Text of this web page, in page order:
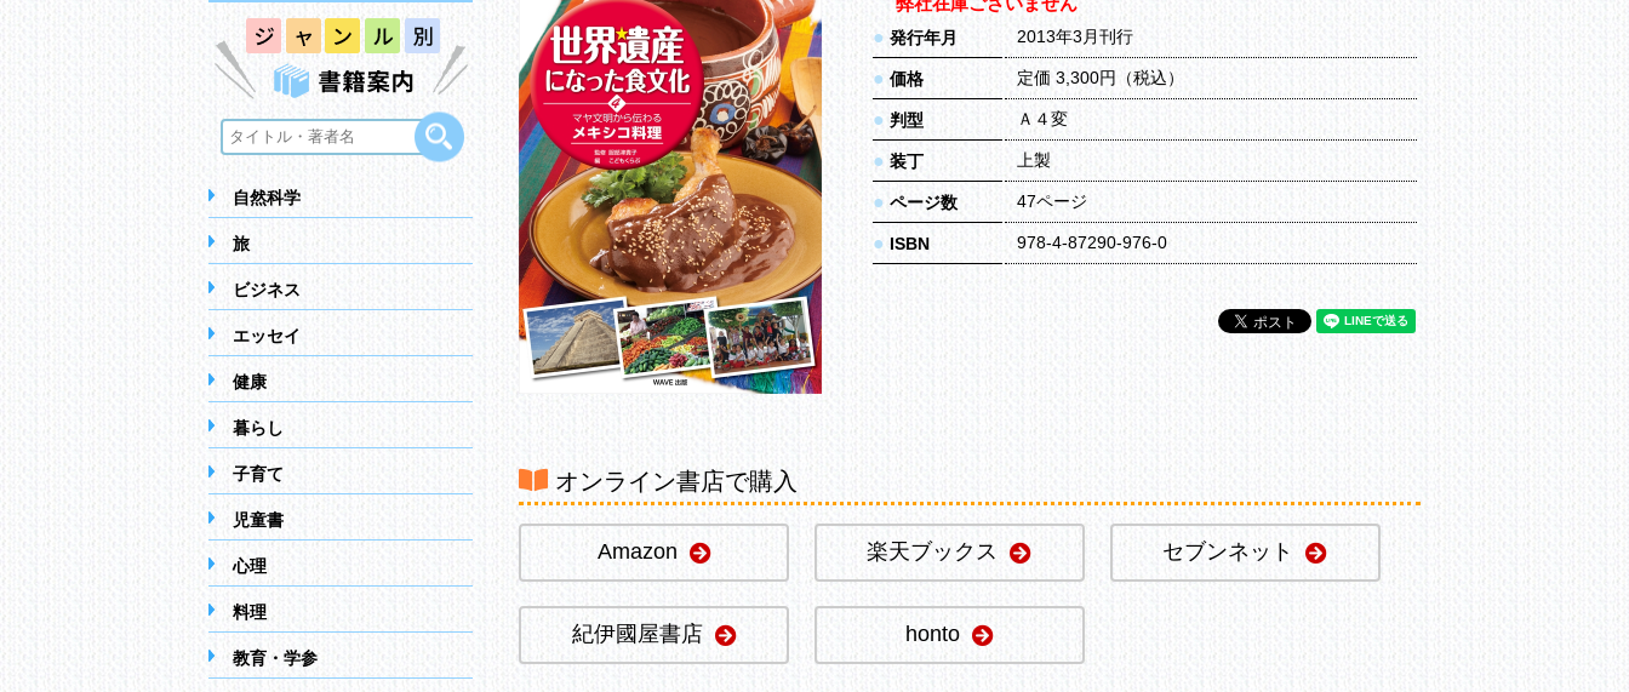
自然科学
旅
ビジネス
エッセイ
健康
暮らし
子育て
児童書
心理
料理
教育・学参
● 発行年月 2013年3月刊行
● 価格 定価 3,300円（税込）
● 判型 Ａ４変
● 装丁 上製
● ページ数 47ページ
● ISBN 978-4-87290-976-0
オンライン書店で購入
Amazon 楽天ブックス セブンネット
紀伊國屋書店 honto